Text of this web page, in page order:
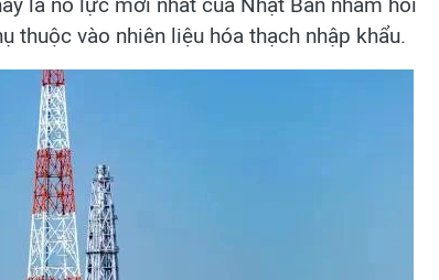
thuộc vào nhiên liệu hóa thạch nhập khẩu.